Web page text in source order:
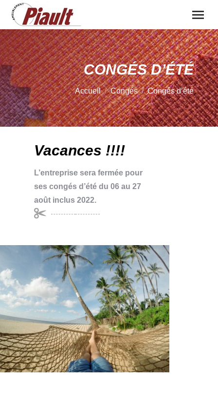
CONGÉS D’ÉTÉ
Vous êtes ici :
Accueil Congés Congés d’été
Vacances !!!!
L’entreprise sera fermée pour
ses congés d’été du 06 au 27
août inclus 2022.